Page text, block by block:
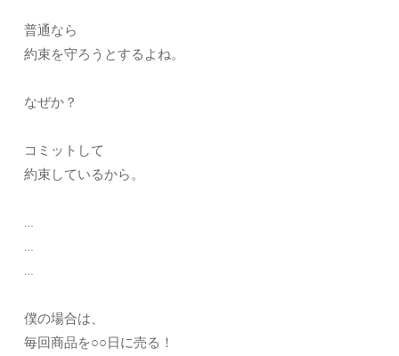
普通なら
約束を守ろうとするよね。
なぜか？
コミットして
約束しているから。
…
…
…
僕の場合は、
毎回商品を○○日に売る！